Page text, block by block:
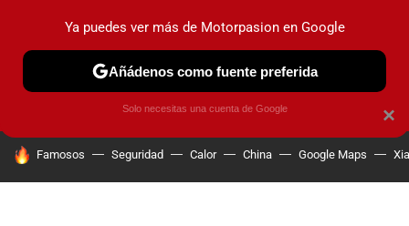
PRUEBAS COCHES ELÉCTRICOS OBSERVATORIO
HOY SE HABLA DE
Famosos Seguridad Calor China Google Maps
×
Ya puedes ver más de Motorpasion en Google
Añádenos como fuente preferida
Solo necesitas una cuenta de Google